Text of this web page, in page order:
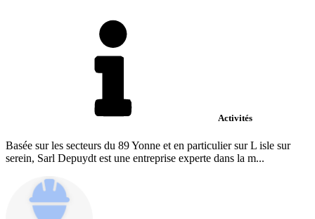
Activités
Basée sur les secteurs du 89 Yonne et en particulier sur L isle sur
serein, Sarl Depuydt est une entreprise experte dans la m...